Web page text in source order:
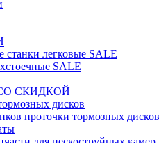
легковые SALE
SALE
СКИДКОЙ
дисков
проточки тормозных дисков